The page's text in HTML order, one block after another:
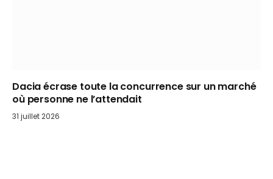
Dacia écrase toute la concurrence sur un marché
où personne ne l’attendait
31 juillet 2026